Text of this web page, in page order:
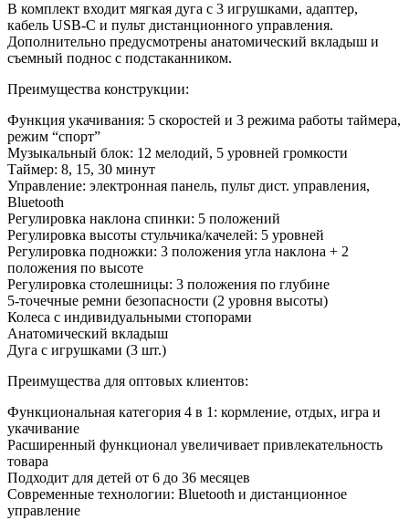
В комплект входит мягкая дуга с 3 игрушками, адаптер,
кабель USB-C и пульт дистанционного управления.
Дополнительно предусмотрены анатомический вкладыш и
съемный поднос с подстаканником.
Преимущества конструкции:
Функция укачивания: 5 скоростей и 3 режима работы таймера,
режим “спорт”
Музыкальный блок: 12 мелодий, 5 уровней громкости
Таймер: 8, 15, 30 минут
Управление: электронная панель, пульт дист. управления,
Bluetooth
Регулировка наклона спинки: 5 положений
Регулировка высоты стульчика/качелей: 5 уровней
Регулировка подножки: 3 положения угла наклона + 2
положения по высоте
Регулировка столешницы: 3 положения по глубине
5-точечные ремни безопасности (2 уровня высоты)
Колеса с индивидуальными стопорами
Анатомический вкладыш
Дуга с игрушками (3 шт.)
Преимущества для оптовых клиентов:
Функциональная категория 4 в 1: кормление, отдых, игра и
укачивание
Расширенный функционал увеличивает привлекательность
товара
Подходит для детей от 6 до 36 месяцев
Современные технологии: Bluetooth и дистанционное
управление